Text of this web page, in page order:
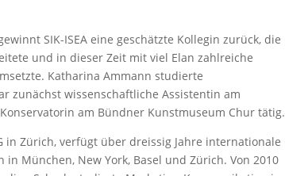
SIK-ISEA eine geschätzte Kollegin zurück, die
und in dieser Zeit mit viel Elan zahlreiche
Katharina Ammann studierte
zunächst wissenschaftliche Assistentin am
am Bündner Kunstmuseum Chur tätig.
in Zürich, verfügt über dreissig Jahre internationale
München, New York, Basel und Zürich. Von 2010